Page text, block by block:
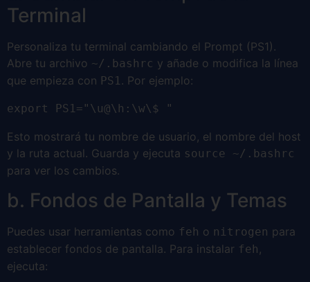
Terminal
Personaliza tu terminal cambiando el Prompt (PS1).
Abre tu archivo ~/.bashrc y añade o modifica la línea
que empieza con PS1. Por ejemplo:
export PS1="\u@\h:\w\$ "
Esto mostrará tu nombre de usuario, el nombre del host
y la ruta actual. Guarda y ejecuta source ~/.bashrc
para ver los cambios.
b. Fondos de Pantalla y Temas
Puedes usar herramientas como feh o nitrogen para
establecer fondos de pantalla. Para instalar feh
ejecuta: